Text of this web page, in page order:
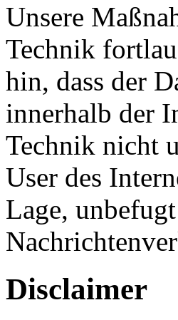
Unsere
Technik
hin, dass der
innerhalb der
Technik nicht
User des
Lage,
Disclaimer